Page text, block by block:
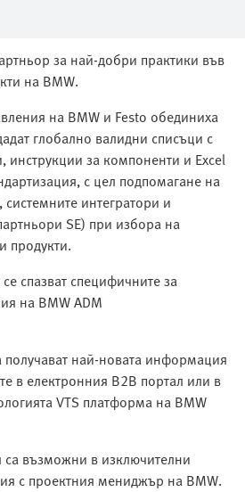
за най-добри практики във
на BMW.
на BMW и Festo обединиха
глобално валидни списъци с
за компоненти и Excel
с цел подпомагане на
интегратори и
SE) при избора на
продукти.
спазват специфичните за
на BMW ADM
получават най-новата информация
в електронния B2B портал или в
VTS платформа на BMW
възможни в изключителни
с проектния мениджър на BMW.